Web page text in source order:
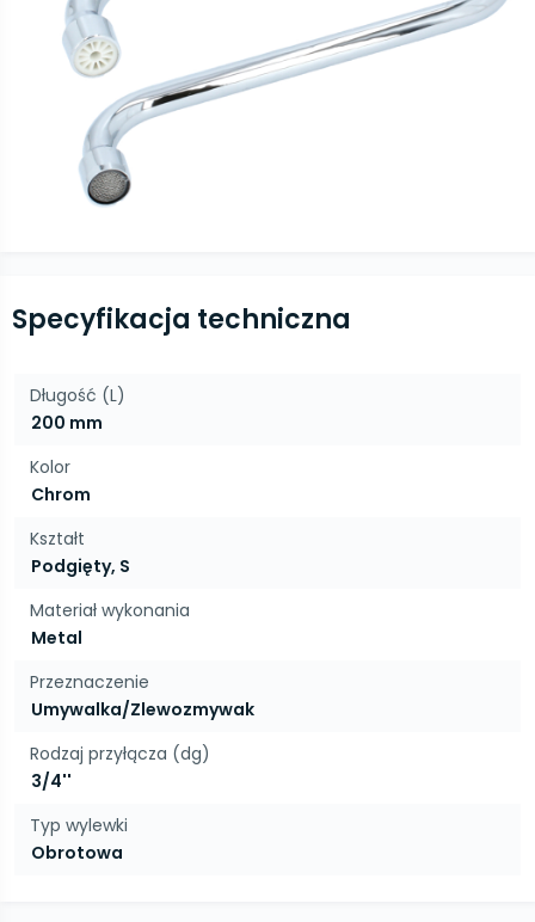
Specyfikacja techniczna
Długość (L)
200 mm
Kolor
Chrom
Kształt
Podgięty, S
Materiał wykonania
Metal
Przeznaczenie
Umywalka/Zlewozmywak
Rodzaj przyłącza (dg)
3/4''
Typ wylewki
Obrotowa